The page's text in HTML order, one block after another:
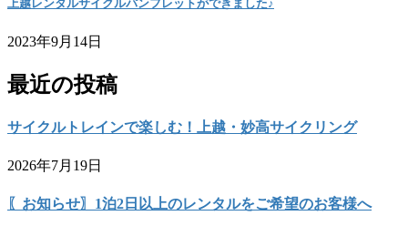
上越レンタルサイクルパンフレットができました♪
2023年9月14日
最近の投稿
サイクルトレインで楽しむ！上越・妙高サイクリング
2026年7月19日
〖お知らせ〗1泊2日以上のレンタルをご希望のお客様へ